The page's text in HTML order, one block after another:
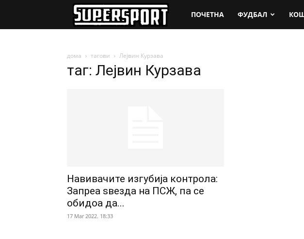
SuperSport.mk
ПОЧЕТНА ФУДБАЛ
дома тагови Лејвин Курзава
таг: Лејвин Курзава
Навивачите изгубија контрола:
Запреа ѕвезда на ПСЖ, па се
обидоа да...
17 Mar 2022. 18:33